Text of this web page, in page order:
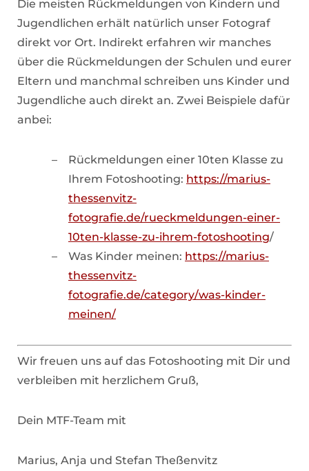
Die meisten Rückmeldungen von Kindern und
Jugendlichen erhält natürlich unser Fotograf
direkt vor Ort. Indirekt erfahren wir manches
über die Rückmeldungen der Schulen und eurer
Eltern und manchmal schreiben uns Kinder und
Jugendliche auch direkt an. Zwei Beispiele dafür
anbei:
Rückmeldungen einer 10ten Klasse zu
Ihrem Fotoshooting: https://marius-
thessenvitz-
fotografie.de/rueckmeldungen-einer-
10ten-klasse-zu-ihrem-fotoshooting/
Was Kinder meinen: https://marius-
thessenvitz-
fotografie.de/category/was-kinder-
meinen/
Wir freuen uns auf das Fotoshooting mit Dir und
verbleiben mit herzlichem Gruß,
Dein MTF-Team mit
Marius, Anja und Stefan Theßenvitz